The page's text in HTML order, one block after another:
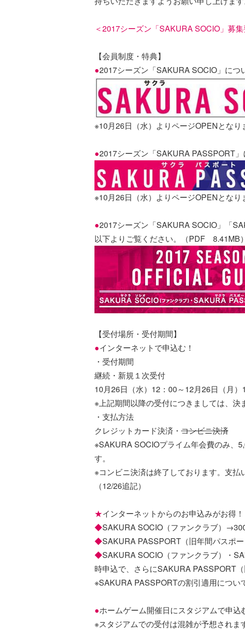
＜2017シーズン「SAKURA SOCIO」募集
【会員制度・特典】
●2017シーズン「SAKURA SOCIO」につ
※10月26日（水）よりページOPENとなり
●2017シーズン「SAKURA PASSPORT」
※10月26日（水）よりページOPENとなり
●2017シーズン「SAKURA SOCIO」「
以下よりご覧ください。（PDF 8.41MB）
【受付場所・受付期間】
●インターネットで申込む！
・受付期間
継続・新規１次受付
10月26日（水）12：00～12月26日（月）
※上記期間以降の受付につきましては、決
・支払方法
クレジットカード決済・ コンビニ決済
※SAKURA SOCIOプライム年会費のみ、
す。
※コンビニ決済は終了しております。支払
（12/26追記）
★インターネットからのお申込みがお得！
◆SAKURA SOCIO（ファンクラブ）
◆SAKURA PASSPORT（旧年間パスポ
◆SAKURA SOCIO（ファンクラブ）・
時申込で、さらにSAKURA PASSPORT
※SAKURA PASSPORTの割引適用につい
●ホームゲーム開催日にスタジアムで申込
※スタジアムでの受付は混雑が予想されま